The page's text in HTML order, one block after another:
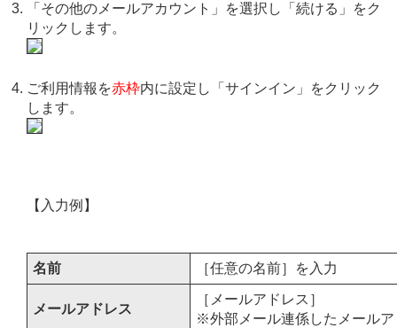
「その他のメールアカウント」を選択し「続ける」をク
リックします。
ご利用情報を赤枠内に設定し「サインイン」をクリック
します。
【入力例】
名前 ［任意の名前］を入力
メールアドレス
［メールアドレス］
※外部メール連係したメール